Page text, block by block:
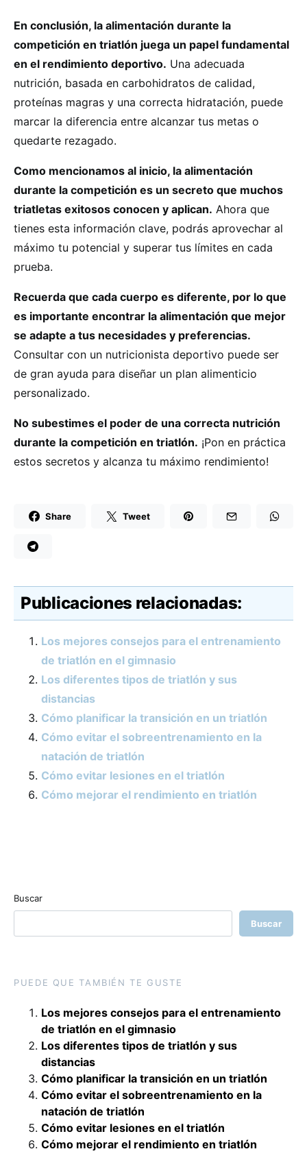
En conclusión, la alimentación durante la
competición en triatlón juega un papel fundamental
en el rendimiento deportivo. Una adecuada
nutrición, basada en carbohidratos de calidad,
proteínas magras y una correcta hidratación, puede
marcar la diferencia entre alcanzar tus metas o
quedarte rezagado.
Como mencionamos al inicio, la alimentación
durante la competición es un secreto que muchos
triatletas exitosos conocen y aplican. Ahora que
tienes esta información clave, podrás aprovechar al
máximo tu potencial y superar tus límites en cada
prueba.
Recuerda que cada cuerpo es diferente, por lo que
es importante encontrar la alimentación que mejor
se adapte a tus necesidades y preferencias.
Consultar con un nutricionista deportivo puede ser
de gran ayuda para diseñar un plan alimenticio
personalizado.
No subestimes el poder de una correcta nutrición
durante la competición en triatlón. ¡Pon en práctica
estos secretos y alcanza tu máximo rendimiento!
Share Tweet
Publicaciones relacionadas:
Los mejores consejos para el entrenamiento
de triatlón en el gimnasio
Los diferentes tipos de triatlón y sus
distancias
Cómo planificar la transición en un triatlón
Cómo evitar el sobreentrenamiento en la
natación de triatlón
Cómo evitar lesiones en el triatlón
Cómo mejorar el rendimiento en triatlón
Buscar
Buscar
PUEDE QUE TAMBIÉN TE GUSTE
Los mejores consejos para el entrenamiento
de triatlón en el gimnasio
Los diferentes tipos de triatlón y sus
distancias
Cómo planificar la transición en un triatlón
Cómo evitar el sobreentrenamiento en la
natación de triatlón
Cómo evitar lesiones en el triatlón
Cómo mejorar el rendimiento en triatlón